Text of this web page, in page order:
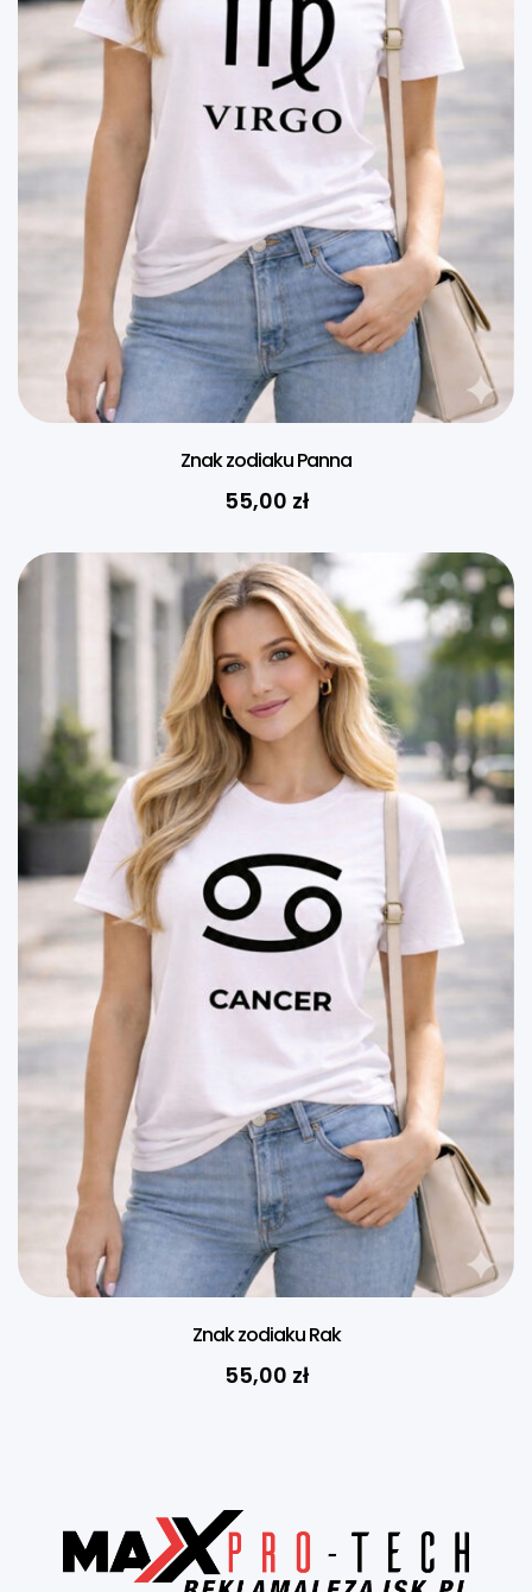
Znak zodiaku Panna
55,00 zł
Znak zodiaku Rak
55,00 zł